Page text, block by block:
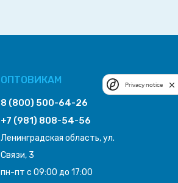
ОПТОВИКАМ
8 (800) 500-64-26
+7 (981) 808-54-56
Ленинградская область, ул.
Связи, 3
пн-пт с 09:00 до 17:00
Privacy notice